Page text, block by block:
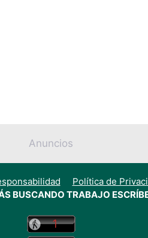
Anuncios
Política de
BUSCANDO TRABAJO